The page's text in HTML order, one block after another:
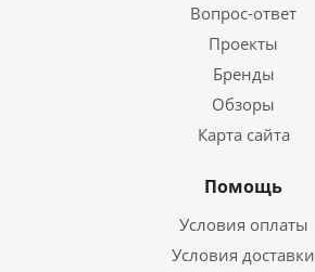
Вопрос-ответ
Проекты
Бренды
Обзоры
Карта сайта
Помощь
Условия оплаты
Условия доставки